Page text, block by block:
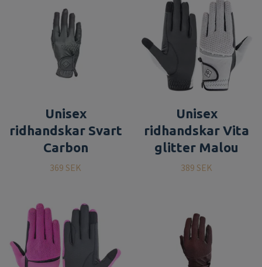
Unisex
ridhandskar Svart
Carbon
369 SEK
Unisex
ridhandskar Vita
glitter Malou
389 SEK